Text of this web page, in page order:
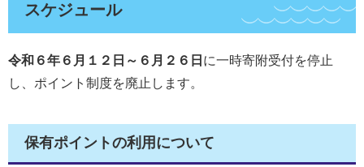
スケジュール
令和６年６月１２日～６月２６日 に一時寄附受付を停止
し、ポイント制度を廃止します。
保有ポイントの利用について